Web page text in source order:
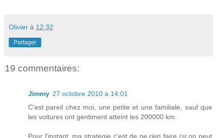
Olivier à 12:32
Partager
19 commentaires:
Jimmy 27 octobre 2010 à 14:01
C'est pareil chez moi, une petite et une familiale, sauf que
les voitures ont gentiment atteint les 200000 km.
Pour l'instant, ma stratégie c'est de ne rien faire (si on peut